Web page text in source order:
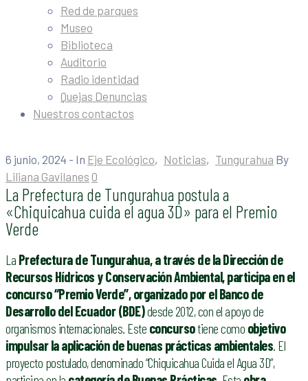
Red de parques
Museo
Biblioteca
Auditorio
Radio identidad
Quejas Denuncias
Nuestros contactos
6 junio, 2024 - In Eje Ecológico‚ Noticias‚ Tungurahua By
Liliana Gavilanes 0
La Prefectura de Tungurahua postula a
«Chiquicahua cuida el agua 3D» para el Premio
Verde
La Prefectura de Tungurahua, a través de la Dirección de
Recursos Hídricos y Conservación Ambiental, participa en el
concurso “Premio Verde”, organizado por el Banco de
Desarrollo del Ecuador (BDE)desde 2012, con el apoyo de
organismos internacionales. Este concursotiene como objetivo
impulsar la aplicación de buenas prácticas ambientales. El
proyecto postulado, denominado “Chiquicahua Cuida el Agua 3D”,